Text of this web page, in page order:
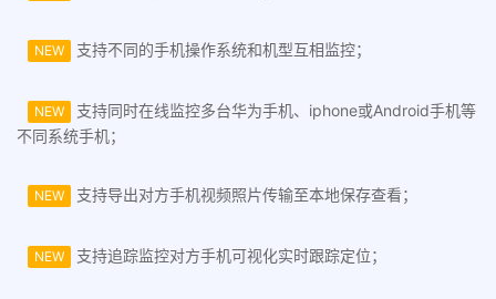
NEW 支持不同的手机操作系统和机型互相监控；
NEW
支持同时在线监控多台华为手机、iphone或Android手机等
不同系统手机；
NEW 支持导出对方手机视频照片传输至本地保存查看；
NEW 支持追踪监控对方手机可视化实时跟踪定位；